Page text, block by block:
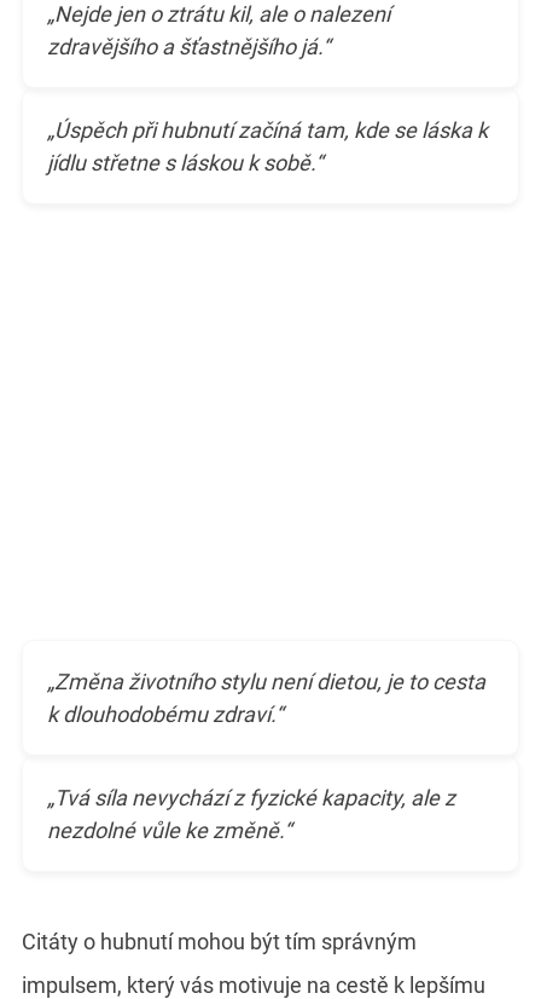
„Nejde jen o ztrátu kil, ale o nalezení
zdravějšího a šťastnějšího já.“
„Úspěch při hubnutí začíná tam, kde se láska k
jídlu střetne s láskou k sobě.“
„Změna životního stylu není dietou, je to cesta
k dlouhodobému zdraví.“
„Tvá síla nevychází z fyzické kapacity, ale z
nezdolné vůle ke změně.“
Citáty o hubnutí mohou být tím správným
impulsem, který vás motivuje na cestě k lepšímu